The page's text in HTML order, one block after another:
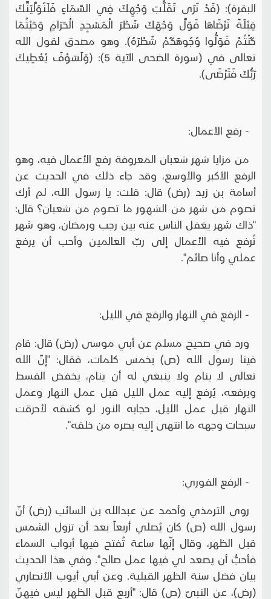
البقرة): (قَدْ نَرَى تَقَلُّبَ وَجْهِكَ فِي السَّمَاءِ فَلَنُوَلِّيَنَّكَ
قِبْلَةً تَرْضَاهَا فَوَلِّ وَجْهَكَ شَطْرَ الْمَسْجِدِ الْحَرَامِ وَحَيْثُمَا
كُنْتُمْ فَوَلُّوا وُجُوهَكُمْ شَطْرَهُ). وهو مصدق لقول الله
تعالى في (سورة الضحى الآية 5): (وَلَسَوْفَ يُعْطِيكَ
رَبُّكَ فَتَرْضَى).
- رفع الأعمال:
من مزايا شهر شعبان المعروفة رفع الأعمال فيه، وهو
الرفع الأكبر والأوسع، وقد جاء ذلك في الحديث عن
أسامة بن زيد (رض) قال: قلت: يا رسول الله، لم أرك
تصوم من شهر من الشهور ما تصوم من شعبان؟ قال:
"ذاك شهر يغفل الناس عنه بين رجب ورمضان، وهو شهر
تُرفع فيه الأعمال إلى ربِّ العالمين وأحب أن يرفع
عملي وأنا صائم".
- الرفع في النهار والرفع في الليل:
ورد في صحيح مسلم عن أبي موسى (رض) قال: قام
فينا رسول الله (ص) بخمس كلمات، فقال: "إنّ الله
تعالى لا ينام ولا ينبغي له أن ينام، يخفض القسط
ويرفعه، يُرفع إليه عمل الليل قبل عمل النهار وعمل
النهار قبل عمل الليل، حجابه النور لو كشفه لأحرقت
سبحات وجهه ما انتهى إليه بصره من خلقه".
- الرفع الفوري:
روى الترمذي وأحمد عن عبدالله بن السائب (رض) أنّ
رسول الله (ص) كان يُصلي أربعاً بعد أن تزول الشمس
قبل الظهر، وقال إنّها ساعة تُفتح فيها أبواب السماء
فأحبُّ أن يصعد لي فيها عمل صالح". وفي هذا الحديث
بيان فضل سنة الظهر القبلية. وعن أبي أيوب الأنصاري
(رض)، عن النبيّ (ص) قال: "أربع قبل الظهر ليس فيهنّ